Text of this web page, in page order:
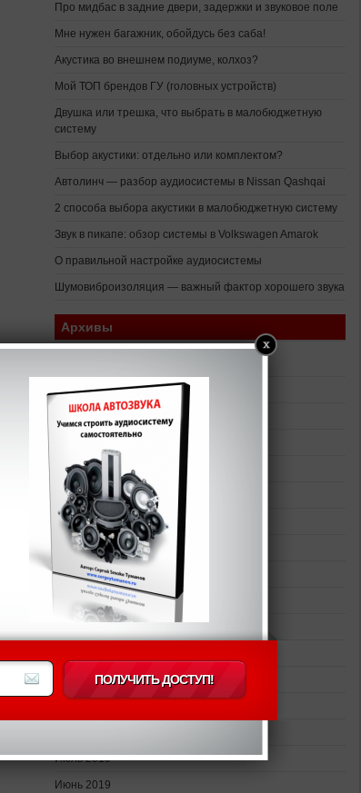
Про мидбас в задние двери, задержки и звуковое поле
Мне нужен багажник, обойдусь без саба!
Акустика во внешнем подиуме, колхоз?
Мой ТОП брендов ГУ (головных устройств)
Двушка или трешка, что выбрать в малобюджетную
систему
Выбор акустики: отдельно или комплектом?
Автолинч — разбор аудиосистемы в Nissan Qashqai
2 способа выбора акустики в малобюджетную систему
Звук в пикапе: обзор системы в Volkswagen Amarok
О правильной настройке аудиосистемы
Шумовиброизоляция — важный фактор хорошего звука
Архивы
Апрель 2021
Март 2021
Июнь 2020
Май 2020
Апрель 2020
Март 2020
Февраль 2020
Январь 2020
Октябрь 2019
Июль 2019
Июнь 2019